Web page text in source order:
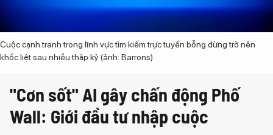
Cuộc cạnh tranh trong lĩnh vực tìm kiếm trực tuyến bỗng dừng trở nên
khốc liệt sau nhiều thập kỷ (ảnh: Barrons)
"Cơn sốt" AI gây chấn động Phố
Wall: Giới đầu tư nhập cuộc